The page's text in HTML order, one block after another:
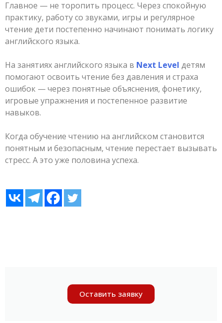
Главное — не торопить процесс. Через спокойную
практику, работу со звуками, игры и регулярное
чтение дети постепенно начинают понимать логику
английского языка.
На занятиях английского языка в Next Level детям
помогают освоить чтение без давления и страха
ошибок — через понятные объяснения, фонетику,
игровые упражнения и постепенное развитие
навыков.
Когда обучение чтению на английском становится
понятным и безопасным, чтение перестает вызывать
стресс. А это уже половина успеха.
Оставить заявку